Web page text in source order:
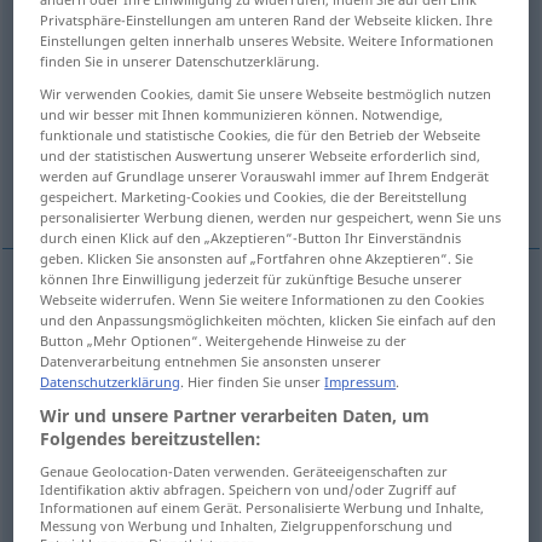
Übersicht aller Übersetzungen
(Für mehr Details die Übersetzung anklicken/antippen)
Ladung, Sendung Verladung
Verschiffung Versand, Verfrachtung
Ladungf shipment WIRTSCH SCHIFF consignment
Sendungf shipment WIRTSCH SCHIFF consignment
Verladung shipment besonders SCHIFF loading
Privatsphäre-Einstellungen am unteren Rand der Webseite klicken. Ihre
Einstellungen gelten innerhalb unseres Website. Weitere Informationen
finden Sie in unserer Datenschutzerklärung.
Wir verwenden Cookies, damit Sie unsere Webseite bestmöglich nutzen
und wir besser mit Ihnen kommunizieren können. Notwendige,
funktionale und statistische Cookies, die für den Betrieb der Webseite
und der statistischen Auswertung unserer Webseite erforderlich sind,
werden auf Grundlage unserer Vorauswahl immer auf Ihrem Endgerät
gespeichert. Marketing-Cookies und Cookies, die der Bereitstellung
personalisierter Werbung dienen, werden nur gespeichert, wenn Sie uns
durch einen Klick auf den „Akzeptieren“-Button Ihr Einverständnis
geben. Klicken Sie ansonsten auf „Fortfahren ohne Akzeptieren“. Sie
können Ihre Einwilligung jederzeit für zukünftige Besuche unserer
Webseite widerrufen. Wenn Sie weitere Informationen zu den Cookies
und den Anpassungsmöglichkeiten möchten, klicken Sie einfach auf den
Button „Mehr Optionen“. Weitergehende Hinweise zu der
Datenverarbeitung entnehmen Sie ansonsten unserer
Datenschutzerklärung. Hier finden Sie unserImpressum.
Wir und unsere Partner verarbeiten Daten, um
Folgendes bereitzustellen:
Genaue Geolocation-Daten verwenden. Geräteeigenschaften zur
Identifikation aktiv abfragen. Speichern von und/oder Zugriff auf
Informationen auf einem Gerät. Personalisierte Werbung und Inhalte,
Messung von Werbung und Inhalten, Zielgruppenforschung und